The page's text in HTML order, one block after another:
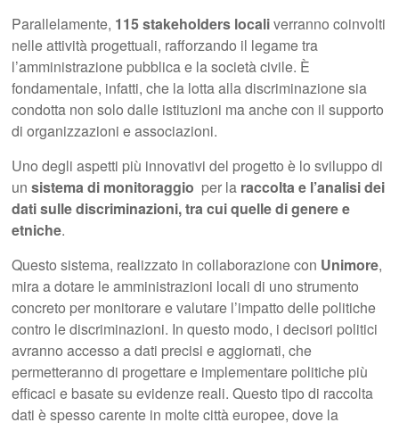
Parallelamente, 115 stakeholders localiverranno coinvolti
nelle attività progettuali, rafforzando il legame tra
l’amministrazione pubblica e la società civile. È
fondamentale, infatti, che la lotta alla discriminazione sia
condotta non solo dalle istituzioni ma anche con il supporto
di organizzazioni e associazioni.
Uno degli aspetti più innovativi del progetto è lo sviluppo di
unsistema di monitoraggio per la raccolta e l’analisi dei
dati sulle discriminazioni, tra cui quelle di genere e
etniche.
Questo sistema, realizzato in collaborazione con Unimore,
mira a dotare le amministrazioni locali di uno strumento
concreto per monitorare e valutare l’impatto delle politiche
contro le discriminazioni. In questo modo, i decisori politici
avranno accesso a dati precisi e aggiornati, che
permetteranno di progettare e implementare politiche più
efficaci e basate su evidenze reali. Questo tipo di raccolta
dati è spesso carente in molte città europee, dove la